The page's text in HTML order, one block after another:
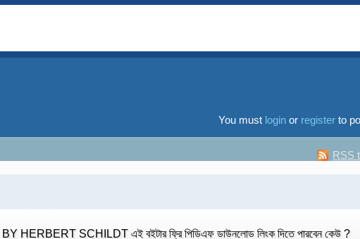
You must loginor registerto
RSS
SCHILDT এই বইটার ফ্রি পিডিএফ ডাউনলোড লিংক দিতে পারবেন কেউ ?